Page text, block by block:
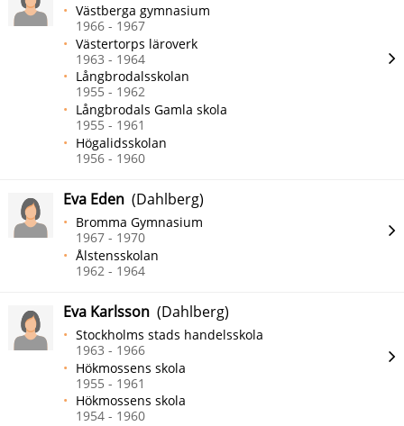
Västberga gymnasium
1966 - 1967
Västertorps läroverk
1963 - 1964
Långbrodalsskolan
1955 - 1962
Långbrodals Gamla skola
1955 - 1961
Högalidsskolan
1956 - 1960
Eva Eden (Dahlberg)
Bromma Gymnasium
1967 - 1970
Ålstensskolan
1962 - 1964
Eva Karlsson (Dahlberg)
Stockholms stads handelsskola
1963 - 1966
Hökmossens skola
1955 - 1961
Hökmossens skola
1954 - 1960